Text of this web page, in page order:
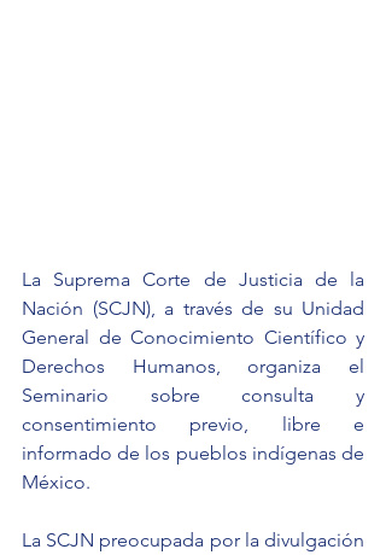
La Suprema Corte de Justicia de la
Nación (SCJN), a través de su Unidad
General de Conocimiento Científico y
Derechos Humanos, organiza el
Seminario sobre consulta y
consentimiento previo, libre e
informado de los pueblos indígenas de
México.
La SCJN preocupada por la divulgación